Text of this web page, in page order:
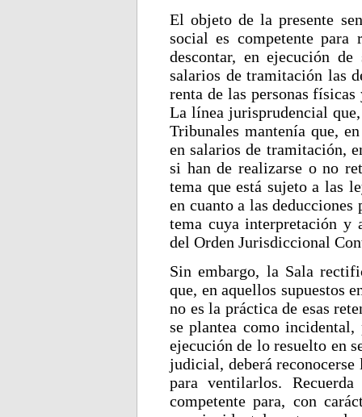
El objeto de la presente
social es competente para
descontar, en ejecución
salarios de tramitación las
renta de las personas
La línea jurisprudencial
Tribunales mantenía que,
en salarios de tramitación,
si han de realizarse o no
tema que está sujeto a las
en cuanto a las
tema cuya interpretación y
del Orden Jurisdiccional
Sin embargo, la Sala
que, en aquellos supuestos
no es la práctica de esas
se plantea como
ejecución de lo resuelto en
judicial, deberá
para ventilarlos.
competente para, con